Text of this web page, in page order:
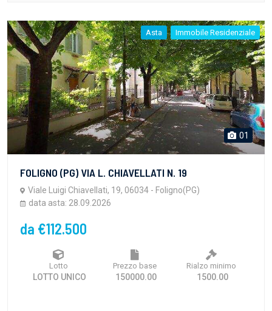
Asta Immobile Residenziale
01
FOLIGNO (PG) VIA L. CHIAVELLATI N. 19
Viale Luigi Chiavellati, 19, 06034 - Foligno(PG)
data asta: 28.09.2026
da €112.500
Lotto
LOTTO UNICO
Prezzo base
150000.00
Rialzo minimo
1500.00